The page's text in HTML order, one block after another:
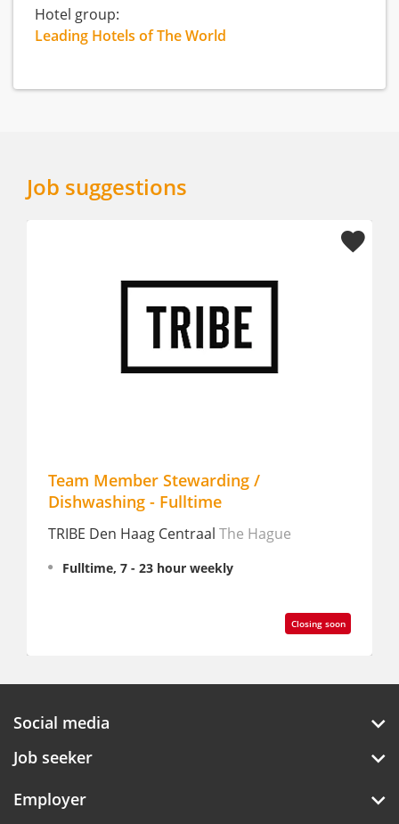
Hotel group:
Leading Hotels of The World
Job suggestions
Team Member Stewarding /
Dishwashing - Fulltime
TRIBE Den Haag CentraalThe Hague
Fulltime, 7 - 23 hour weekly
Closing soon